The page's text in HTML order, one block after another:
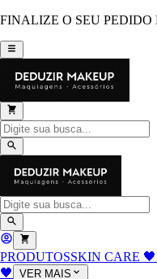
FINALIZE O SEU PEDIDO
PRODUTOSSKIN CARE 🖤
🖤
VER MAIS